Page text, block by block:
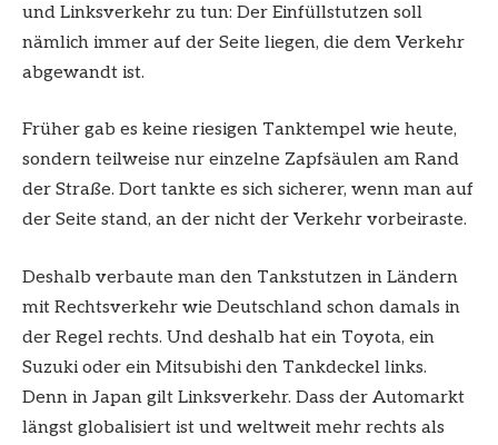
und Linksverkehr zu tun: Der Einfüllstutzen soll
nämlich immer auf der Seite liegen, die dem Verkehr
abgewandt ist.
Früher gab es keine riesigen Tanktempel wie heute,
sondern teilweise nur einzelne Zapfsäulen am Rand
der Straße. Dort tankte es sich sicherer, wenn man auf
der Seite stand, an der nicht der Verkehr vorbeiraste.
Deshalb verbaute man den Tankstutzen in Ländern
mit Rechtsverkehr wie Deutschland schon damals in
der Regel rechts. Und deshalb hat ein Toyota, ein
Suzuki oder ein Mitsubishi den Tankdeckel links.
Denn in Japan gilt Linksverkehr. Dass der Automarkt
längst globalisiert ist und weltweit mehr rechts als